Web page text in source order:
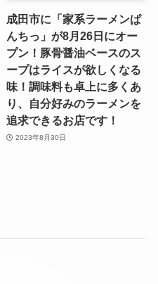
成田市に「家系ラーメンぱ
んちっ」が8月26日にオー
プン！豚骨醤油ベースのス
ープはライスが欲しくなる
味！調味料も卓上に多くあ
り、自分好みのラーメンを
追求できるお店です！
2023年8月30日